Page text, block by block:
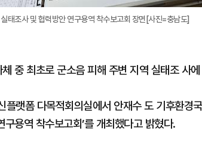
태조사 및 협력방안 연구용역 착수보고회 장면[사진=충남도]
중 최초로 군소음 피해 주변 지역 실태조 사
랫폼 다목적회의실에서 안재수 도 기후환경
용역 착수보고회’를 개최했다고 밝혔다.